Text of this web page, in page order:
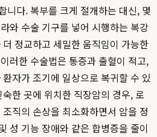
니다. 복부를 크게 절개하는 대신, 몇
와 수술 기구를 넣어 시행하는 복강
정교하고 세밀한 움직임이 가능한
러한 수술법은 통증과 출혈이 적고,
자가 조기에 일상으로 복귀할 수 있
한 곳에 위치한 직장암의 경우, 로
직의 손상을 최소화하면서 암을 정
성 기능 장애와 같은 합병증을 줄이